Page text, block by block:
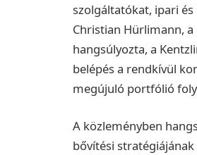
szolgáltatókat, ipari
Christian Hürlimann,
hangsúlyozta, a
belépés a rendkívül
megújuló portfólió
A közleményben
bővítési